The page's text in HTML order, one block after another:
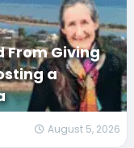
From Giving
a
August 5, 2026